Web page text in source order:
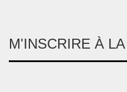
M'INSCRIRE À